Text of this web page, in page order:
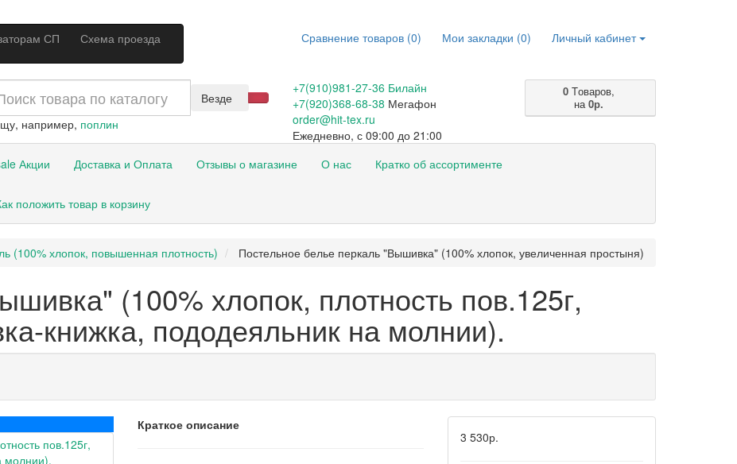
СП Схема проезда Личный кабинет
Мои закладки (0)
Сравнение товаров (0)
+7(910)981-27-36 Билайн
+7(920)368-68-38 Мегафон
order@hit-tex.ru
Ежедневно, с 09:00 до 21:00
0 Tоваров,
на0р.
Везде
например, поплин
Акции Доставка и Оплата Отзывы о магазине О нас Кратко об ассортименте
положить товар в корзину
(100% хлопок, повышенная плотность) Постельное белье перкаль "Вышивка" (100% хлопок, увеличенная простыня)
(100% хлопок, плотность пов.125г,
книжка, пододеяльник на молнии).
Краткое описание
3 530р.